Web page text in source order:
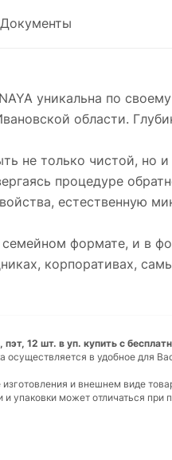
Документы
уникальна по
области.
не только чистой,
процедуре
естественную
формате, и в
корпоративах,
12 шт. в уп. купить с
осуществляется в удобное для
и внешнем виде
упаковки может отличаться